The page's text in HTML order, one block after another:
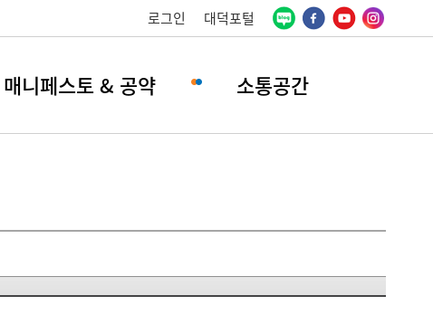
로그인 대덕포털
매니페스토 & 공약 소통공간